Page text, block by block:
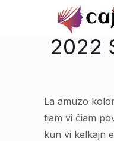
2022
La amuzo
tiam vi ĉiam
kun vi kelkajn